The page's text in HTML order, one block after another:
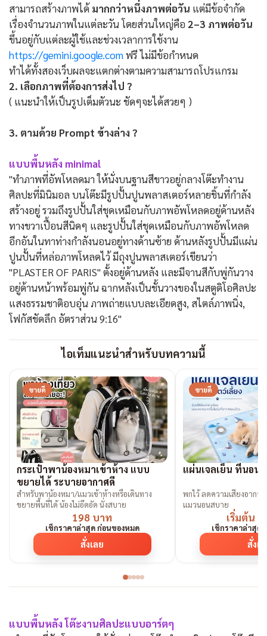
สามารถสร้างภาพได้ มากกว่าหนึ่งภาพต่อวัน แต่มีข้อจำกัด
เรื่องจำนวนภาพในแต่ละวัน โดยส่วนใหญ่คือ 2–3 ภาพต่อวัน
ขึ้นอยู่กับแต่ละผู้ใช้และช่วงเวลาการใช้งาน
https://gemini.google.comฟรี ไม่มีข้อกำหนด
ทำได้ทั้งสองเว็บผลจะแตกต่างตามความสามารถโปรแกรม
2. เลือกภาพที่ต้องการส่งไป ?
( แนะนำให้เป็นรูปเต็มตัวนะ ชัดๆจะได้สวยๆ )
3. ตามด้วย Prompt ข้างล่าง ?
แบบพื้นหลัง minimal
"ทำภาพที่อัพโหลดมา ให้นั่งบนฐานสีขาวอยู่กลางโต๊ะทำงาน
ศิลปะที่มินิมอล บนโต๊ะมีรูปปั้นปูนพลาสเตอร์หลายชิ้นที่กำลัง
สร้างอยู่ รวมถึงรูปปั้นใส่ชุดเหมือนกับภาพอัพโหลดอยู่ด้านหลัง
ทางขวาเปื้อนสีนิดๆ และรูปปั้นใส่ชุดเหมือนกับภาพอัพโหลด
อีกอันในทาท่างกำลังนอนอยู่ทางด้านซ้าย ด้านหลังรูปปั้นมีแผ่น
ปูนปั้นที่หล่อภาพโหลดไว้ มีถุงปูนพลาสเตอร์เขียนว่า
"PLASTER OF PARIS" ตั้งอยู่ด้านหลัง และมีจานสีกับพู่กันวาง
อยู่ด้านหน้าพร้อมพู่กัน ฉากหลังเป็นชั้นวางของในสตูดิโอศิลปะ
แสงธรรมชาติอบอุ่น ภาพถ่ายแบบละเอียดสูง, สไตล์ภาพนิ่ง,
โฟกัสชัดลึก อัตราส่วน 9:16"
ไอเท็มแนะนำสำหรับบทความนี้
ขายดี
กระเป๋าพาน้องหมาเข้าห้าง แบบ
ขยายได้ ระบายอากาศดี
สำหรับพาน้องหมา/แมวเข้าห้างหรือเดินทาง
ขยายพื้นที่ได้ น้องไม่อึดอัด นั่งสบาย
198 บาท
เช็กราคาล่าสุด ก่อนของหมด
สั่งเลย
ขายดี
แผ่นเจลเย็น ที่นอนเ
พกไว้ ลดความเสี่ยงอากา
แมวนอนสบาย
เริ่มต้น
เช็กราคาล่าสุด
สั่งเ
แบบพื้นหลัง โต๊ะงานศิลปะแบบอาร์ตๆ